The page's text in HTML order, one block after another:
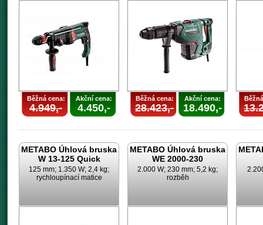
Běžná cena:
4.949,-
Akční cena:
4.450,-
Běžná cena:
28.423,-
Akční cena:
18.490,-
METABO Úhlová bruska
W 13-125 Quick
125 mm; 1.350 W; 2,4 kg;
rychloupínací matice
METABO Úhlová bruska
WE 2000-230
2.000 W; 230 mm; 5,2 kg;
rozběh